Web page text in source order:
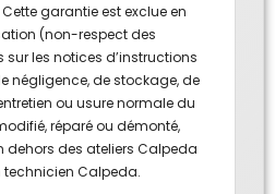
garantie est exclue en
(non-respect des
les notices d’instructions
négligence, de stockage, de
ou usure normale du
réparé ou démonté,
dehors des ateliers Calpeda
technicien Calpeda.